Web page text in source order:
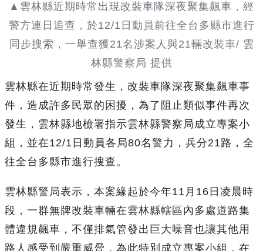
▲雲林縣近期時常出現改裝車隊深夜聚集飆車，經
警方連日追查，於12/1日動員前往全台多縣市進行
同步搜索，一舉查獲21名涉案人與21輛改裝車/ 雲
林縣警察局 提供
雲林縣在近期時常發生，改裝車隊深夜聚集飆車事
件，造成許多民眾的困擾，為了阻止類似事件再次
發生，雲林縣地檢署指示雲林縣警察局成立專案小
組，並在12/1日動員各局80名警力，兵分21路，全
往全台多縣市進行搜查。
雲林縣警局表示，本案緣起於今年11月16日凌晨時
段，一群無牌改裝車輛在雲林縣轄區內多處道路集
體違規飆車，不僅排氣管發出巨大噪音也讓其他用
路人感受到嚴重威脅，為此特別成立專案小組，在